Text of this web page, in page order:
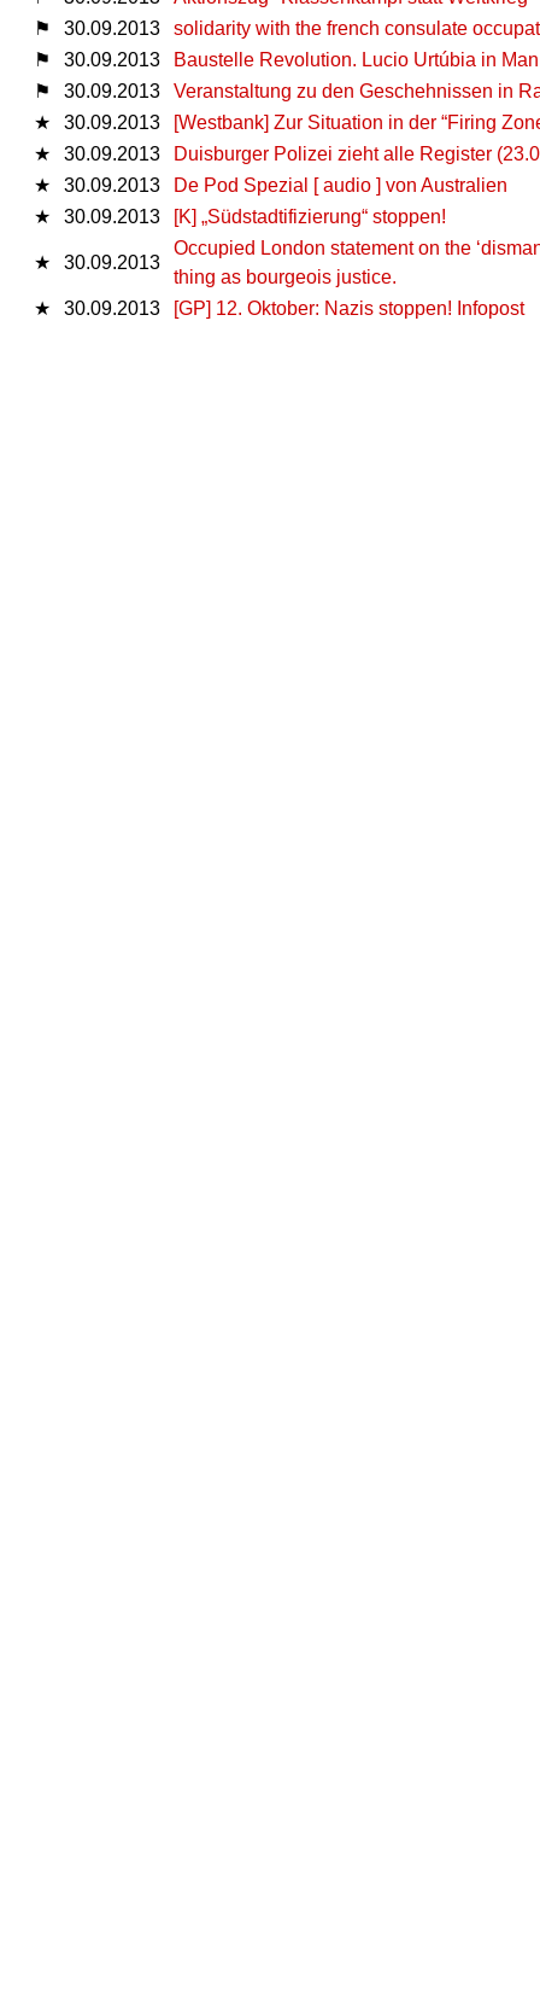
⚑
30.09.2013
solidarity with the french consulate
⚑
30.09.2013
Baustelle Revolution. Lucio Urtúbia in
⚑
30.09.2013
Veranstaltung zu den Geschehnissen in
★
30.09.2013
[Westbank] Zur Situation in der “Firing
★
30.09.2013
Duisburger Polizei zieht alle Register
★
30.09.2013
De Pod Spezial [ audio ] von Australien
★
30.09.2013 [K] „Südstadtifizierung“ stoppen!
★ 30.09.2013
Occupied London statement on the
thing as bourgeois justice.
★
30.09.2013 [GP] 12. Oktober: Nazis stoppen! Infopost